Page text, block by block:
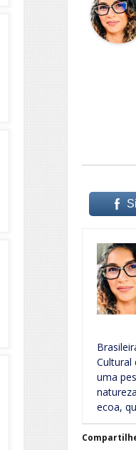
Cultural
uma
ecoa,